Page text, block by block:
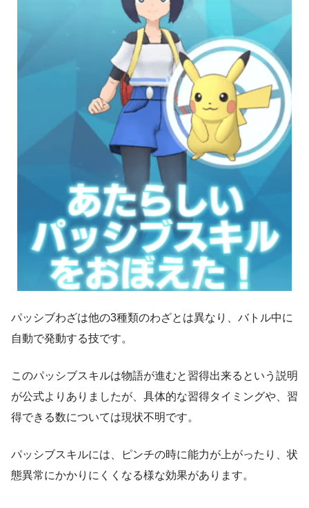
パッシブわざは他の3種類のわざとは異なり、バトル中に
自動で発動する技です。
このパッシブスキルは物語が進むと習得出来るという説明
が公式よりありましたが、具体的な習得タイミングや、習
得できる数については現状不明です。
パッシブスキルには、ピンチの時に能力が上がったり、状
態異常にかかりにくくなる様な効果があります。